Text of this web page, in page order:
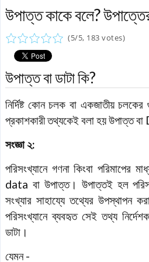
উপাত্ত কাকে বলে?
(5/5, 183 votes)
উপাত্ত বা ডাটা কি?
নির্দিষ্ট কোন চলক বা একজাতীয় চলকের
প্রকাশকারী তথ্যকেই বলা হয় উপাত্ত
সংজ্ঞা ২:
পরিসংখ্যানে গণনা কিংবা পরিমাপের
data বা উপাত্ত। উপাত্তই হল
সংখ্যার সাহায্যে তথ্যের উপস্থাপন
পরিসংখ্যানে ব্যবহৃত সেই তথ্য
ডাটা।
যেমন -